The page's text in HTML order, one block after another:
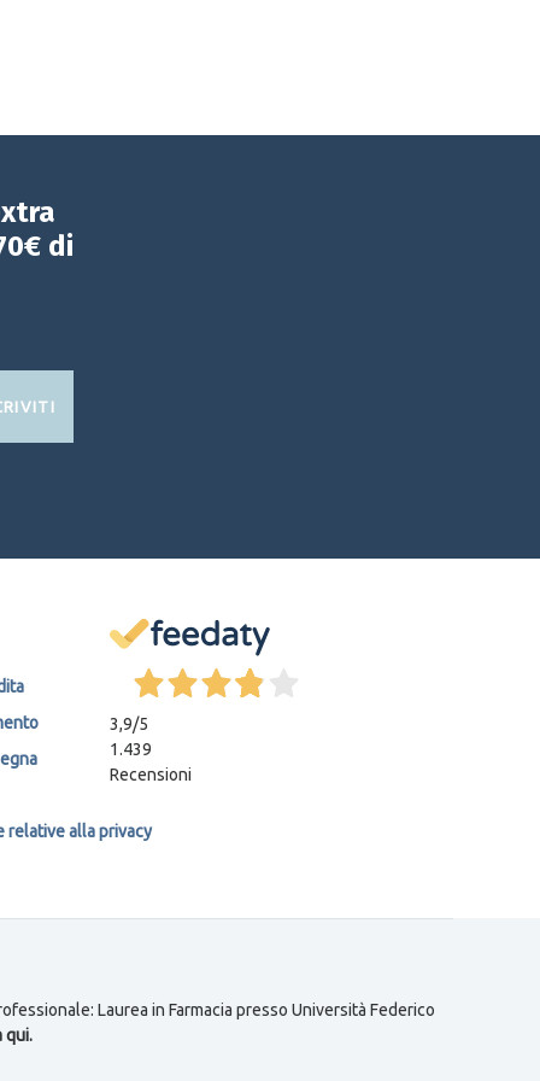
di
relative alla privacy
3,9/5
1.439
Recensioni
Laurea in Farmacia presso Università Federico
qui.